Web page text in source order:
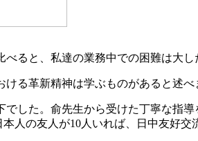
ると、私達の業務中での困難は大し
る革新精神は学ぶものがあると述べ
した。俞先生から受けた丁寧な指
人の友人が10人いれば、日中友好交